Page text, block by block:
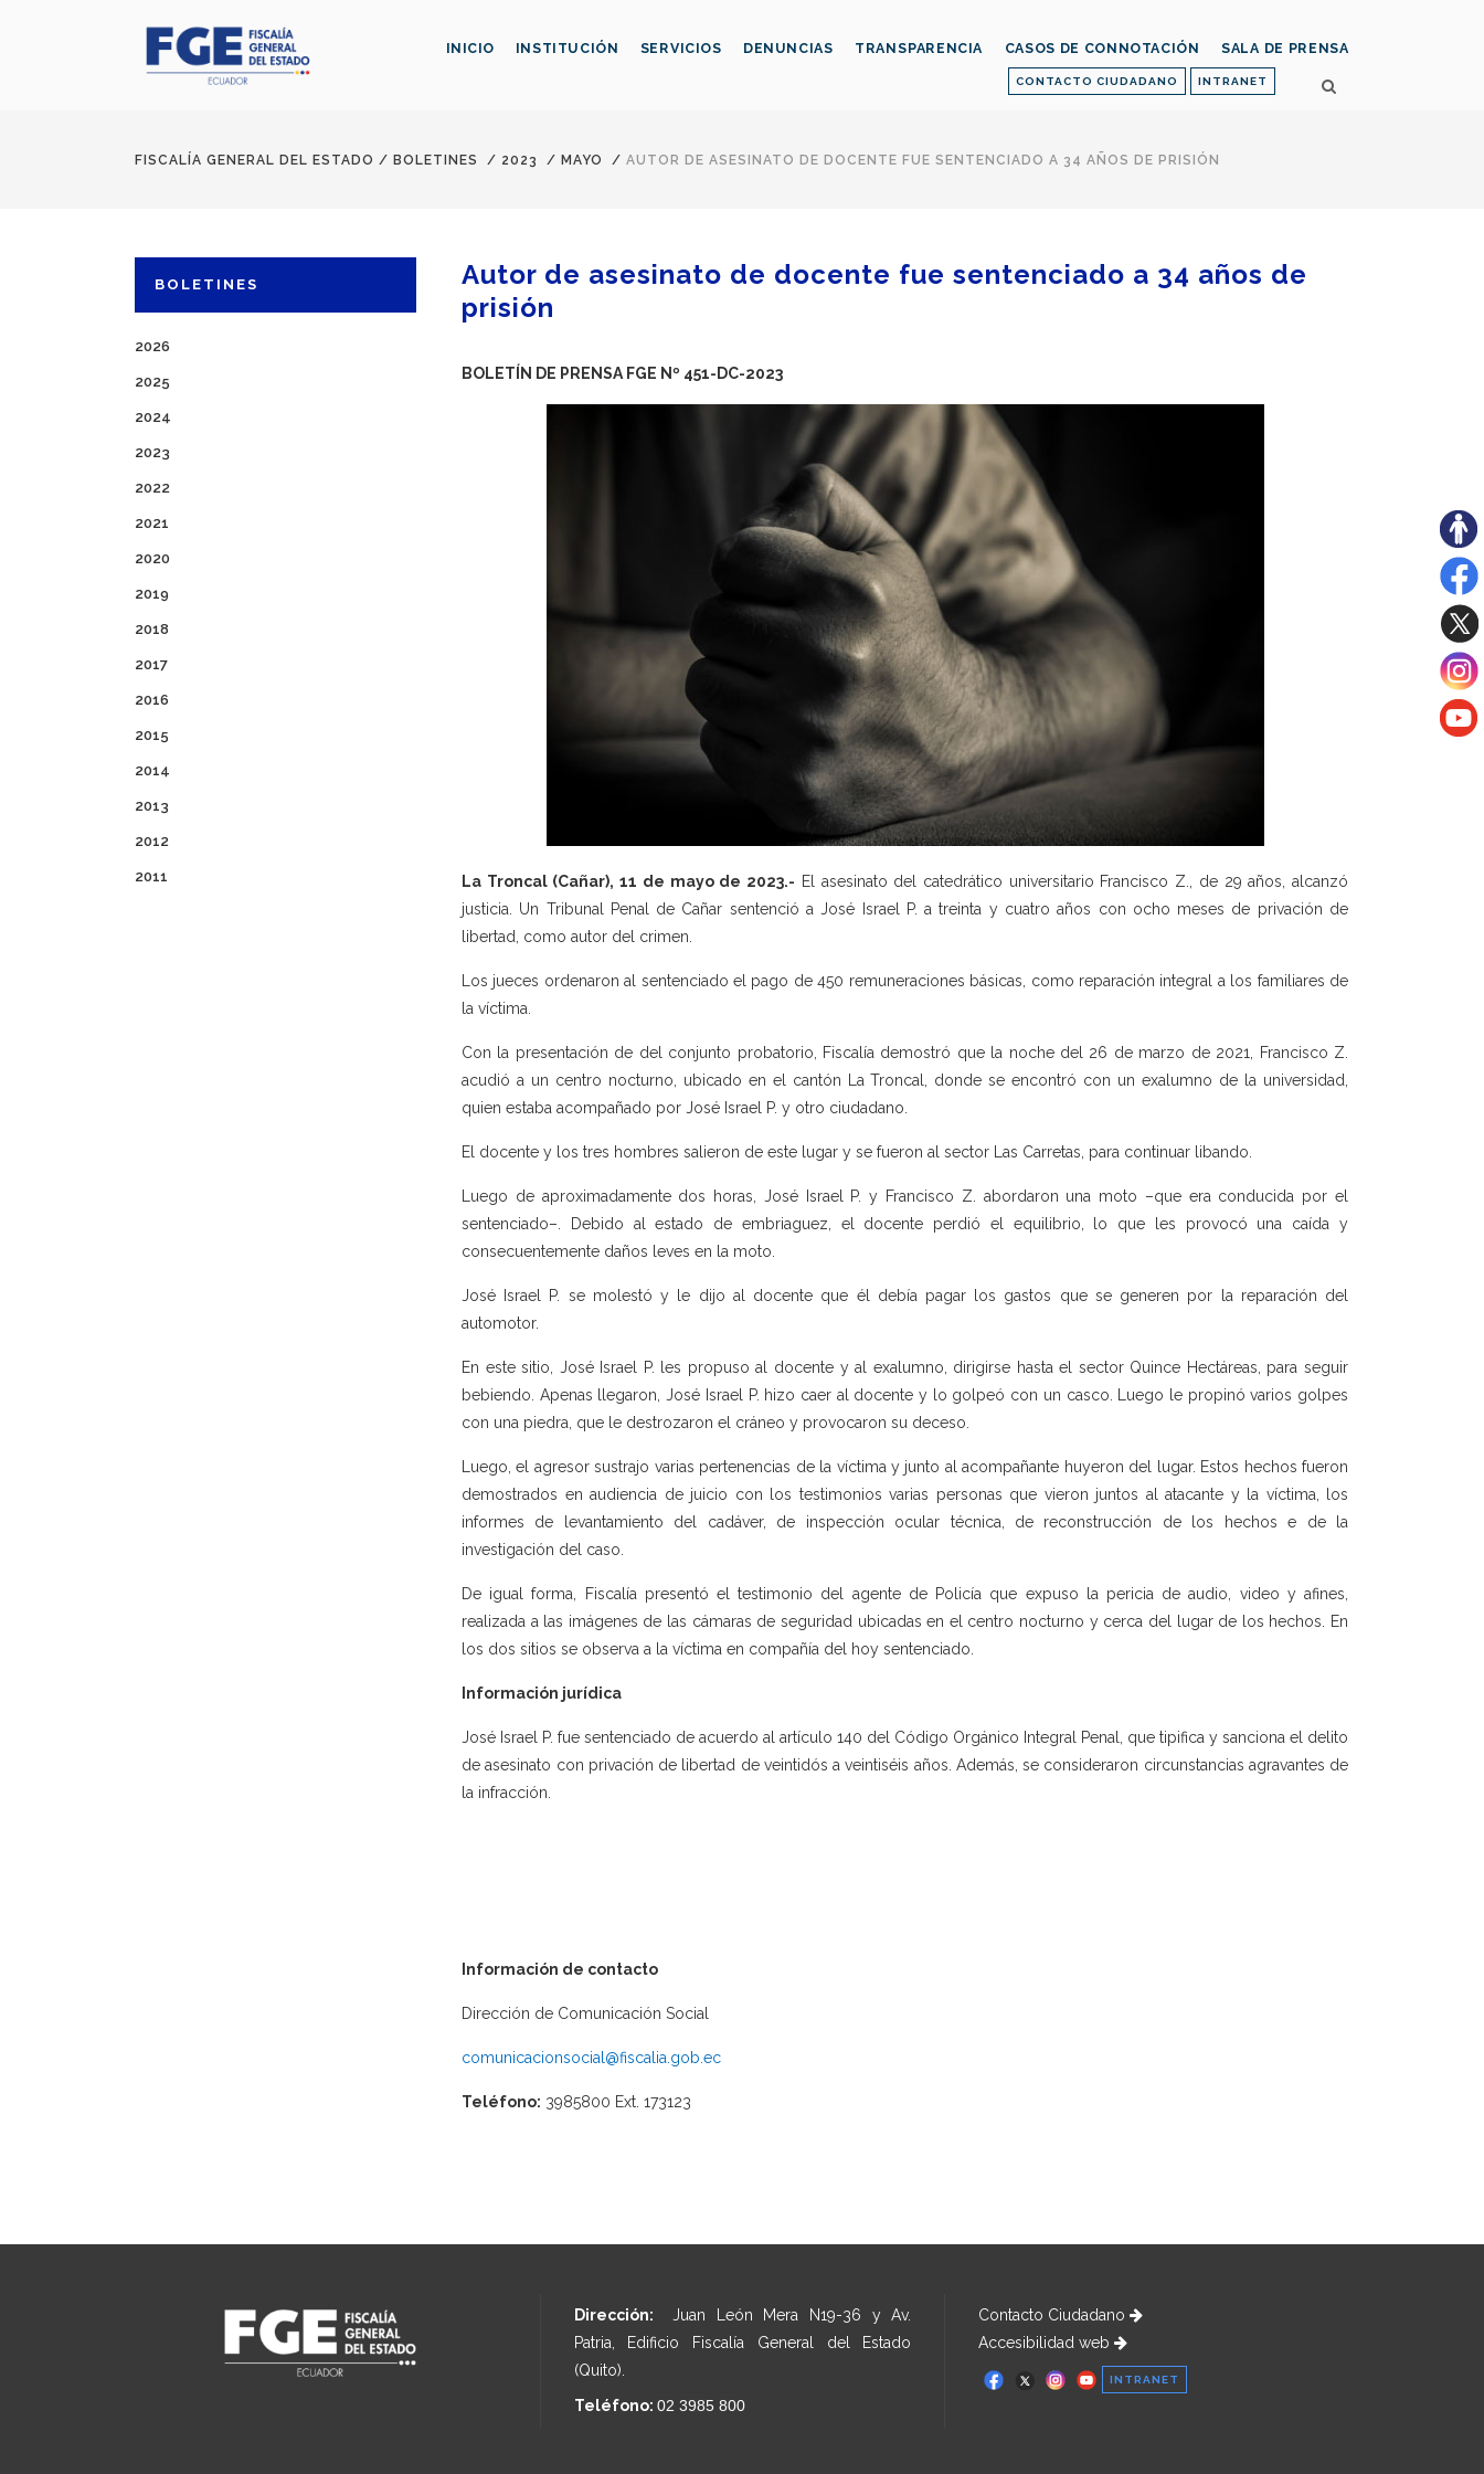
CONTACTO CIUDADANO INTRANET
INICIO INSTITUCIÓN SERVICIOS DENUNCIAS TRANSPARENCIA CASOS DE CONNOTACIÓN SALA DE PRENSA
FISCALÍA GENERAL DEL ESTADO / BOLETINES / 2023 / MAYO / AUTOR DE ASESINATO DE DOCENTE FUE SENTENCIADO A 34 AÑOS DE PRISIÓN
BOLETINES
2026
2025
2024
2023
2022
2021
2020
2019
2018
2017
2016
2015
2014
2013
2012
2011
Autor de asesinato de docente fue sentenciado a 34 años de
prisión
BOLETÍN DE PRENSA FGE Nº 451-DC-2023
La Troncal (Cañar), 11 de mayo de 2023.- El asesinato del catedrático universitario Francisco Z., de 29 años, alcanzó
justicia. Un Tribunal Penal de Cañar sentenció a José Israel P. a treinta y cuatro años con ocho meses de privación de
libertad, como autor del crimen.
Los jueces ordenaron al sentenciado el pago de 450 remuneraciones básicas, como reparación integral a los familiares de
la víctima.
Con la presentación de del conjunto probatorio, Fiscalía demostró que la noche del 26 de marzo de 2021, Francisco Z.
acudió a un centro nocturno, ubicado en el cantón La Troncal, donde se encontró con un exalumno de la universidad,
quien estaba acompañado por José Israel P. y otro ciudadano.
El docente y los tres hombres salieron de este lugar y se fueron al sector Las Carretas, para continuar libando.
Luego de aproximadamente dos horas, José Israel P. y Francisco Z. abordaron una moto –que era conducida por el
sentenciado–. Debido al estado de embriaguez, el docente perdió el equilibrio, lo que les provocó una caída y
consecuentemente daños leves en la moto.
José Israel P. se molestó y le dijo al docente que él debía pagar los gastos que se generen por la reparación del
automotor.
En este sitio, José Israel P. les propuso al docente y al exalumno, dirigirse hasta el sector Quince Hectáreas, para seguir
bebiendo. Apenas llegaron, José Israel P. hizo caer al docente y lo golpeó con un casco. Luego le propinó varios golpes
con una piedra, que le destrozaron el cráneo y provocaron su deceso.
Luego, el agresor sustrajo varias pertenencias de la víctima y junto al acompañante huyeron del lugar. Estos hechos fueron
demostrados en audiencia de juicio con los testimonios varias personas que vieron juntos al atacante y la víctima, los
informes de levantamiento del cadáver, de inspección ocular técnica, de reconstrucción de los hechos e de la
investigación del caso.
De igual forma, Fiscalía presentó el testimonio del agente de Policía que expuso la pericia de audio, video y afines,
realizada a las imágenes de las cámaras de seguridad ubicadas en el centro nocturno y cerca del lugar de los hechos. En
los dos sitios se observa a la víctima en compañía del hoy sentenciado.
Información jurídica
José Israel P. fue sentenciado de acuerdo al artículo 140 del Código Orgánico Integral Penal, que tipifica y sanciona el delito
de asesinato con privación de libertad de veintidós a veintiséis años. Además, se consideraron circunstancias agravantes de
la infracción.
Información de contacto
Dirección de Comunicación Social
comunicacionsocial@fiscalia.gob.ec
Teléfono: 3985800 Ext. 173123
Dirección: Juan León Mera N19-36 y Av.
Patria, Edificio Fiscalía General del Estado
(Quito).
Teléfono: 02 3985 800
Contacto Ciudadano
Accesibilidad web
INTRANET